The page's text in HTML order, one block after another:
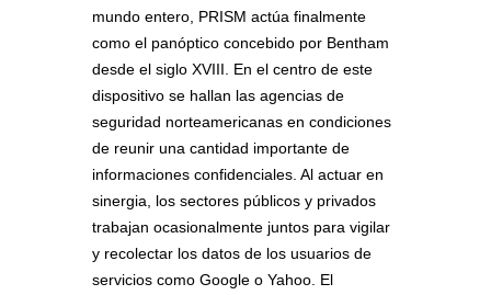
mundo entero, PRISM actúa finalmente
como el panóptico concebido por Bentham
desde el siglo XVIII. En el centro de este
dispositivo se hallan las agencias de
seguridad norteamericanas en condiciones
de reunir una cantidad importante de
informaciones confidenciales. Al actuar en
sinergia, los sectores públicos y privados
trabajan ocasionalmente juntos para vigilar
y recolectar los datos de los usuarios de
servicios como Google o Yahoo. El